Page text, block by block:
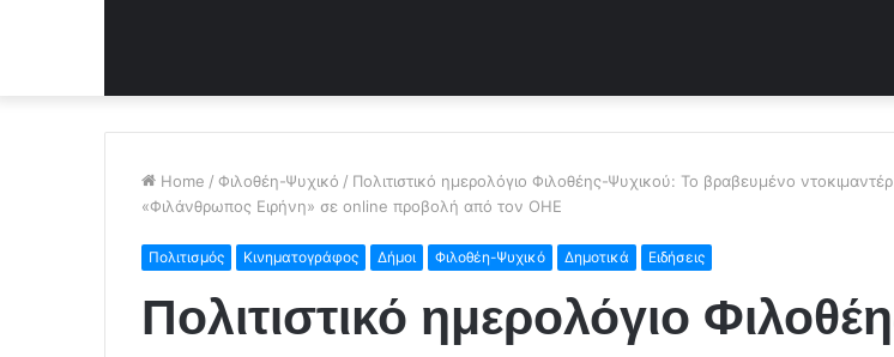
Home / Φιλοθέη-Ψυχικό / Πολιτιστικό ημερολόγιο Φιλοθέης-Ψυχικού: Το βραβευμένο ντοκιμαντέρ
«Φιλάνθρωπος Ειρήνη» σε online προβολή από τον ΟΗΕ
Πολιτισμός Κινηματογράφος Δήμοι Φιλοθέη-Ψυχικό Δημοτικά Ειδήσεις
Πολιτιστικό ημερολόγιο